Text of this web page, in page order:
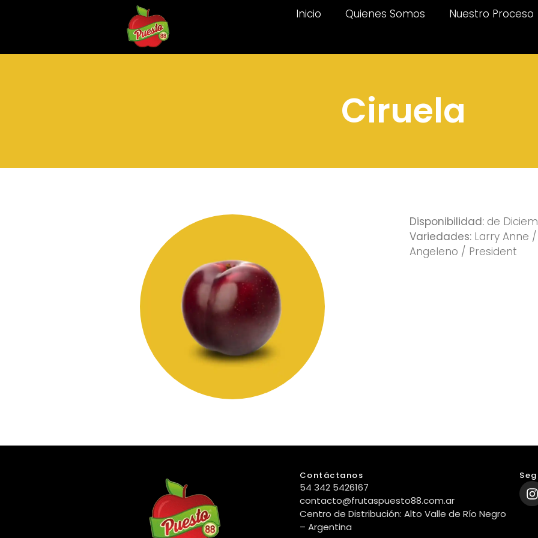
Inicio Quienes Somos Nuestro Proceso
Ciruela
Disponibilidad: de
Variedades: Larry Anne
Angeleno / President
Contáctanos
54 342 5426167
contacto@frutaspuesto88.com.ar
Centro de Distribución: Alto Valle de Río Negro
– Argentina